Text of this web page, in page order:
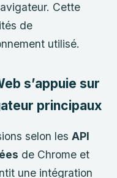
Cette
de
utilisé.
s’appuie sur
principaux
selon lesAPI
de Chrome et
une intégration